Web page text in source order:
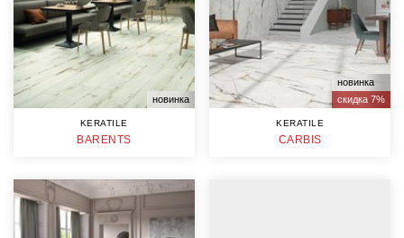
новинка
KERATILE
BARENTS
новинка
скидка 7%
KERATILE
CARBIS